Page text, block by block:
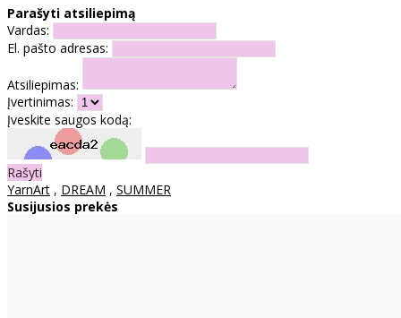
Parašyti atsiliepimą
Vardas:
El. pašto adresas:
Atsiliepimas:
Įvertinimas:
Įveskite saugos kodą:
Rašyti
YarnArt , DREAM , SUMMER
Susijusios prekės